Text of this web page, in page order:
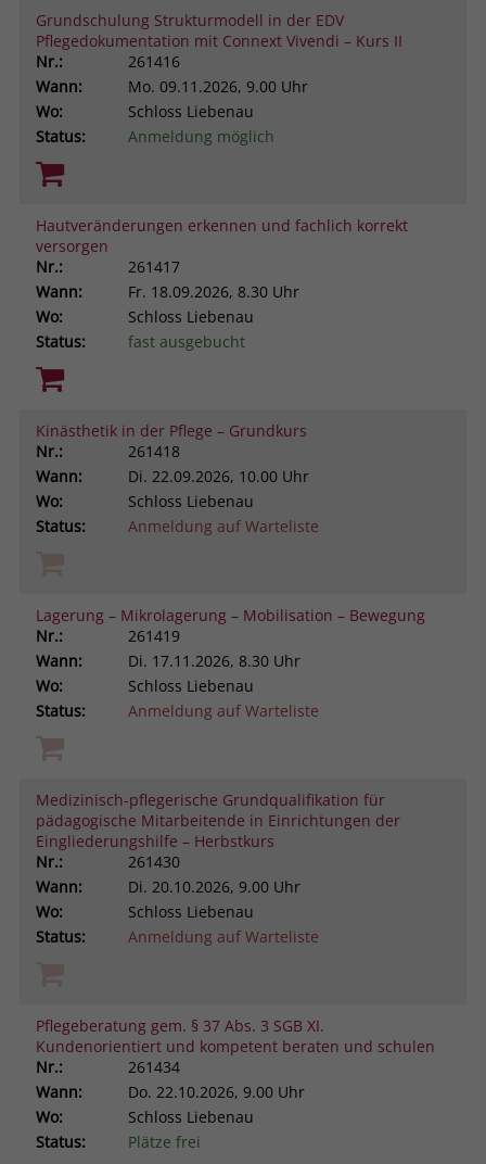
Grundschulung Strukturmodell in der EDV
Pflegedokumentation mit Connext Vivendi – Kurs II
Nr.:
261416
Wann:
Mo. 09.11.2026, 9.00 Uhr
Wo:
Schloss Liebenau
Status:
Anmeldung möglich
Hautveränderungen erkennen und fachlich korrekt
versorgen
Nr.:
261417
Wann:
Fr. 18.09.2026, 8.30 Uhr
Wo:
Schloss Liebenau
Status:
fast ausgebucht
Kinästhetik in der Pflege – Grundkurs
Nr.:
261418
Wann:
Di. 22.09.2026, 10.00 Uhr
Wo:
Schloss Liebenau
Status:
Anmeldung auf Warteliste
Lagerung – Mikrolagerung – Mobilisation – Bewegung
Nr.:
261419
Wann:
Di. 17.11.2026, 8.30 Uhr
Wo:
Schloss Liebenau
Status:
Anmeldung auf Warteliste
Medizinisch-pflegerische Grundqualifikation für
pädagogische Mitarbeitende in Einrichtungen der
Eingliederungshilfe – Herbstkurs
Nr.:
261430
Wann:
Di. 20.10.2026, 9.00 Uhr
Wo:
Schloss Liebenau
Status:
Anmeldung auf Warteliste
Pflegeberatung gem. § 37 Abs. 3 SGB XI.
Kundenorientiert und kompetent beraten und schulen
Nr.:
261434
Wann:
Do. 22.10.2026, 9.00 Uhr
Wo:
Schloss Liebenau
Status:
Plätze frei